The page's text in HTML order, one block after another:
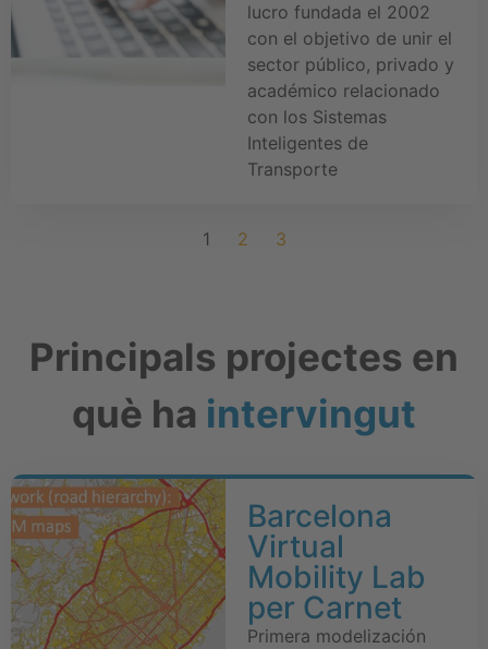
lucro fundada el 2002
con el objetivo de unir el
sector público, privado y
académico relacionado
con los Sistemas
Inteligentes de
Transporte
1 2 3
Principals projectes en
què ha intervingut
Barcelona
Virtual
Mobility Lab
per Carnet
Primera modelización